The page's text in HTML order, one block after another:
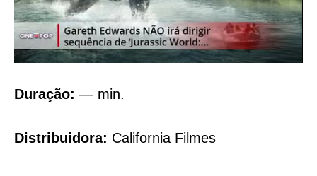
Duração: — min.
Distribuidora: California Filmes